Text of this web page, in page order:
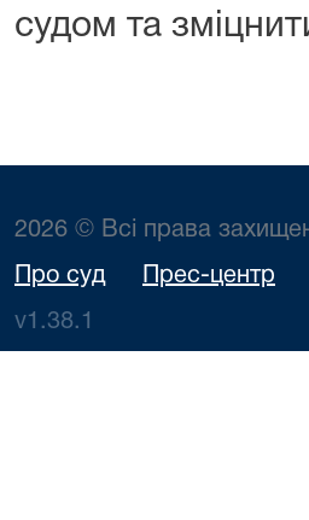
судом та
2026 © Всі права
Про суд Прес-центр
v1.38.1